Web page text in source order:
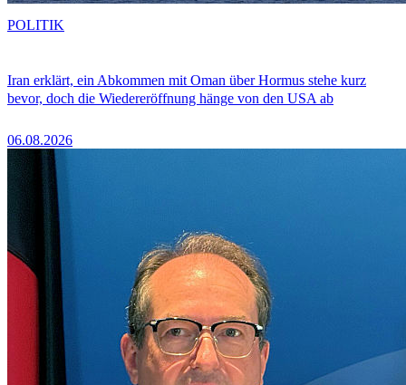
Iran erklärt, ein Abkommen mit Oman über Hormus stehe kurz
bevor, doch die Wiedereröffnung hänge von den USA ab
06.08.2026
POLITIK